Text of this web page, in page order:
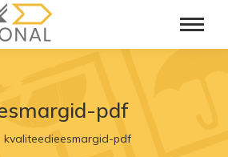
pdf
kvaliteedieesmargid-pdf